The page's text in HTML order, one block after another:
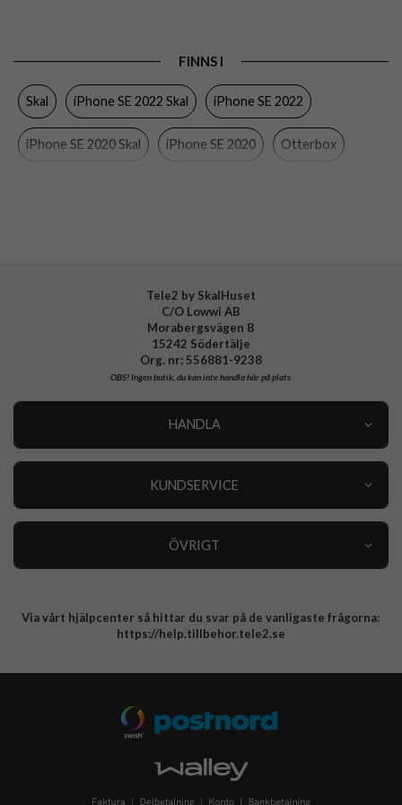
Egenskaper Grepp/hållare, Trådlös laddning-kompatibel
Färg
Material Hårdplast (PC), Mjukplast (TPU)
FINNS I
Skal iPhone SE 2022 Skal iPhone SE 2022
iPhone SE 2020 Skal iPhone SE 2020 Otterbox
Tele2 by SkalHuset
C/O Lowwi AB
Morabergsvägen 8
15242 Södertälje
Org. nr: 556881-9238
OBS!Ingen butik, du kan inte handla här på plats
HANDLA
KUNDSERVICE
ÖVRIGT
Integritetspolicy
Via vårt hjälpcenter så hittar du svar på de vanligaste frågorna:
https://help.tillbehor.tele2.se